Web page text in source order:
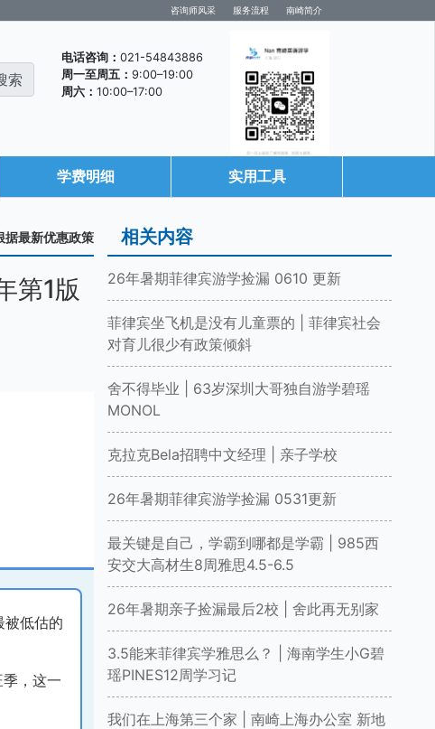
咨询师风采 服务流程 南崎简介
电话咨询： 021-54843886
周一至周五： 9:00–19:00
周六： 10:00–17:00
咨询微信
学费明细 实用工具
最新优惠政策
第1版
被低估的
，这一
相关内容
26年暑期菲律宾游学捡漏 0610 更新
菲律宾坐飞机是没有儿童票的 | 菲律宾社会
对育儿很少有政策倾斜
舍不得毕业 | 63岁深圳大哥独自游学碧瑶
MONOL
克拉克Bela招聘中文经理 | 亲子学校
26年暑期菲律宾游学捡漏 0531更新
最关键是自己，学霸到哪都是学霸 | 985西
安交大高材生8周雅思4.5-6.5
26年暑期亲子捡漏最后2校 | 舍此再无别家
3.5能来菲律宾学雅思么？ | 海南学生小G碧
瑶PINES12周学习记
我们在上海第三个家 | 南崎上海办公室 新地